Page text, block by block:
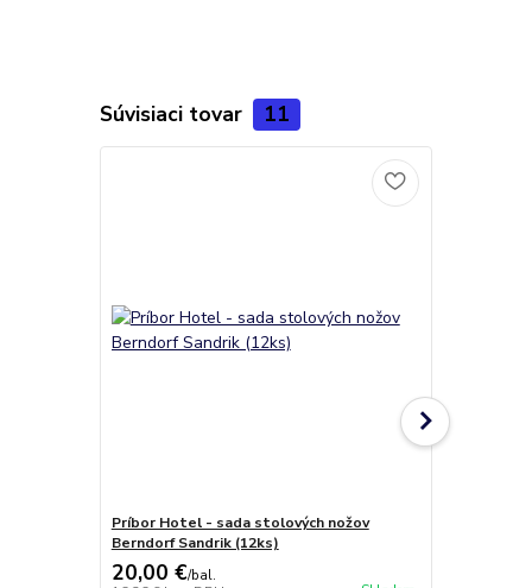
Súvisiaci tovar 11
Príbor Hotel - sada stolových nožov
Berndorf Sandrik (12ks)
20,00 €/bal.